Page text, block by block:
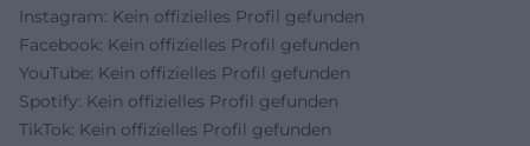
Instagram: Kein offizielles Profil gefunden
Facebook: Kein offizielles Profil gefunden
YouTube: Kein offizielles Profil gefunden
Spotify: Kein offizielles Profil gefunden
TikTok: Kein offizielles Profil gefunden